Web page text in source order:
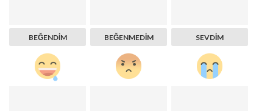
BEĞENDIM BEĞENMEDIM SEVDIM